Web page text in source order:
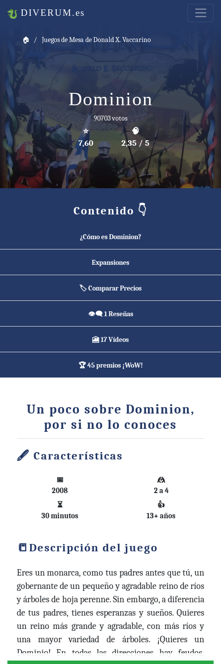
DIVERUM.es
🏠 Juegos de Mesa de Donald X. Vaccarino
Dominion
90703 votos
⭐
7,60
🧠
2,35 / 5
Contenido 👇
¿Cómo es Dominion?
Expansiones
🏷️ Comparar Precios
👁️‍🗨️ 1 Reseñas
🎦 17 Vídeos
🏆 45 premios ¡WoW!
Un poco sobre Dominion,
por si no lo conoces
Características
📅
2008
🤼
2 a 4
⏳
30 minutos
👍
13+ años
Descripción del juego
Eres un monarca, como tus padres antes que tú, un
gobernante de un pequeño y agradable reino de ríos
y árboles de hoja perenne. Sin embargo, a diferencia
de tus padres, tienes esperanzas y sueños. Quieres
un reino más grande y agradable, con más ríos y
una mayor variedad de árboles. ¡Quieres un
Dominio! En todas las direcciones hay feudos,